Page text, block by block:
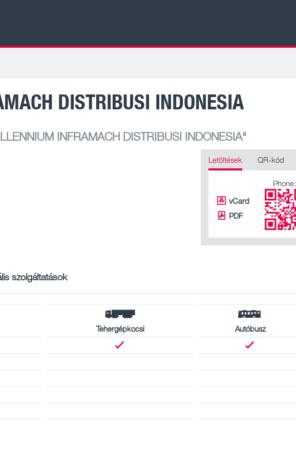
DISTRIBUSI INDONESIA
INFRAMACH DISTRIBUSI INDONESIA"
Letöltések QR-kód
vCard
PDF
Phone:
szolgáltatások
Tehergépkocsi Autóbusz